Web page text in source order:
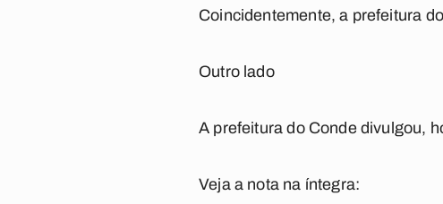
Coincidentemente, a prefeitura
Outro lado
A prefeitura do Conde divulgou,
Veja a nota na íntegra: